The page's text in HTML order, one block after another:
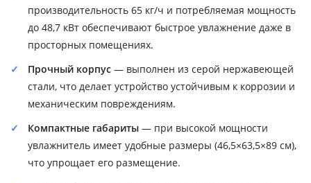
производительность 65 кг/ч и потребляемая мощность
до 48,7 кВт обеспечивают быстрое увлажнение даже в
просторных помещениях.
Прочный корпус — выполнен из серой нержавеющей
стали, что делает устройство устойчивым к коррозии и
механическим повреждениям.
Компактные габариты — при высокой мощности
увлажнитель имеет удобные размеры (46,5×63,5×89 см),
что упрощает его размещение.